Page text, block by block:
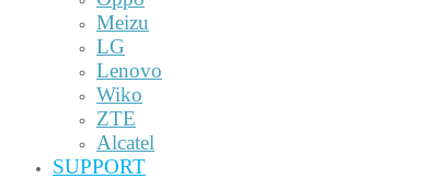
Meizu
LG
Lenovo
Wiko
ZTE
Alcatel
SUPPORT